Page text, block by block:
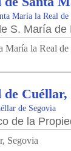
María la Real de
S. María
María la Real
Cuéllar,
de Segovia
de la
Segovia